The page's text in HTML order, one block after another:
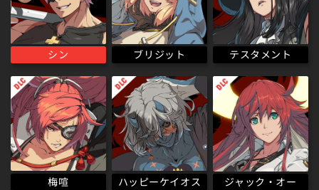
シン ブリジット テスタメント
梅喧 ハッピーケイオス ジャック・オー